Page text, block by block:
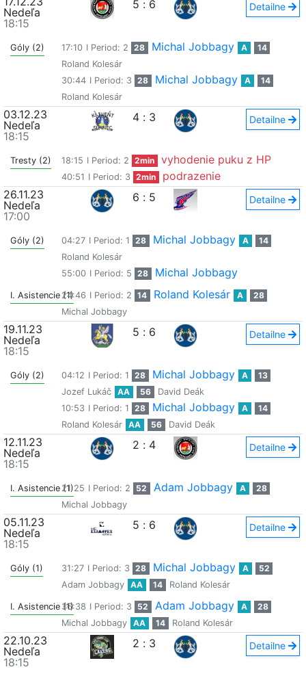
Nedeľa
18:15
5 : 6 Detailne
Góly (2) 17:10 I Period: 2 28 Michal Jobbagy A
14
Roland Kolesár
30:44 I Period: 3 28 Michal Jobbagy A
14
Roland Kolesár
03.12.23
Nedeľa
18:15
4 : 3 Detailne
Tresty (2) 18:15 I Period: 2 2min vyhodenie puku z HP
40:51 I Period: 3 2min
podrazenie
26.11.23
Nedeľa
17:00
6 : 5 Detailne
Góly (2) 04:27 I Period: 1 28 Michal Jobbagy A
14
Roland Kolesár
55:00 I Period: 5 28 Michal Jobbagy
I. Asistencie (1)24:46 I Period: 2 14 Roland Kolesár A
28
Michal Jobbagy
19.11.23
Nedeľa
18:15
5 : 6 Detailne
Góly (2) 04:12 I Period: 1 28 Michal Jobbagy A
13
Jozef Lukáč
AA 56
David Deák
10:53 I Period: 1 28 Michal Jobbagy A
14
Roland Kolesár
AA 56 David Deák
12.11.23
Nedeľa
18:15
2 : 4 Detailne
I. Asistencie (1)21:25 I Period: 2 52 Adam Jobbagy A
28
Michal Jobbagy
05.11.23
Nedeľa
18:15
5 : 6 Detailne
Góly (1) 31:27 I Period: 3 28 Michal Jobbagy A
52
Adam Jobbagy
AA 14 Roland Kolesár
I. Asistencie (1)36:38 I Period: 3 52 Adam Jobbagy A
28
Michal Jobbagy
AA 14 Roland Kolesár
22.10.23
Nedeľa
18:15
2 : 3 Detailne